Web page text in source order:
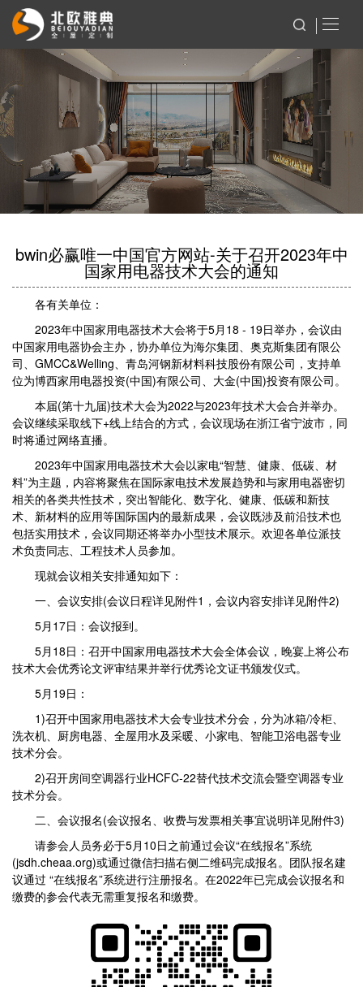
bwin必赢唯一中国官方网站-关于召开2023年中
国家用电器技术大会的通知
各有关单位：
2023年中国家用电器技术大会将于5月18 - 19日举办，会议由
中国家用电器协会主办，协办单位为海尔集团、奥克斯集团有限公
司、GMCC&Welling、青岛河钢新材料科技股份有限公司，支持单
位为博西家用电器投资(中国)有限公司、大金(中国)投资有限公司。
本届(第十九届)技术大会为2022与2023年技术大会合并举办。
会议继续采取线下+线上结合的方式，会议现场在浙江省宁波市，同
时将通过网络直播。
2023年中国家用电器技术大会以家电“智慧、健康、低碳、材
料”为主题，内容将聚焦在国际家电技术发展趋势和与家用电器密切
相关的各类共性技术，突出智能化、数字化、健康、低碳和新技
术、新材料的应用等国际国内的最新成果，会议既涉及前沿技术也
包括实用技术，会议同期还将举办小型技术展示。欢迎各单位派技
术负责同志、工程技术人员参加。
现就会议相关安排通知如下：
一、会议安排(会议日程详见附件1，会议内容安排详见附件2)
5月17日：会议报到。
5月18日：召开中国家用电器技术大会全体会议，晚宴上将公布
技术大会优秀论文评审结果并举行优秀论文证书颁发仪式。
5月19日：
1)召开中国家用电器技术大会专业技术分会，分为冰箱/冷柜、
洗衣机、厨房电器、全屋用水及采暖、小家电、智能卫浴电器专业
技术分会。
2)召开房间空调器行业HCFC-22替代技术交流会暨空调器专业
技术分会。
二、会议报名(会议报名、收费与发票相关事宜说明详见附件3)
请参会人员务必于5月10日之前通过会议“在线报名”系统
(jsdh.cheaa.org)或通过微信扫描右侧二维码完成报名。团队报名建
议通过 “在线报名”系统进行注册报名。在2022年已完成会议报名和
缴费的参会代表无需重复报名和缴费。